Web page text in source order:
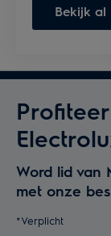
Bekijk al
Word lid van
met onze
*Verplicht